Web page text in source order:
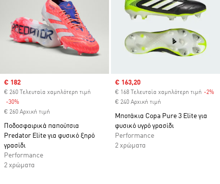
Sale price
€ 182
€ 260 Τελευταία χαμηλότερη τιμή
-30%
€ 260 Αρχική τιμή
Ποδοσφαιρικά παπούτσια
Predator Elite για φυσικό ξηρό
γρασίδι
Performance
2 χρώματα
Sale price
€ 163,20
€ 168 Τελευταία χαμηλότερη τιμή -2%
€ 240 Αρχική τιμή
Μποτάκια Copa Pure 3 Elite για
φυσικό υγρό γρασίδι
Performance
2 χρώματα